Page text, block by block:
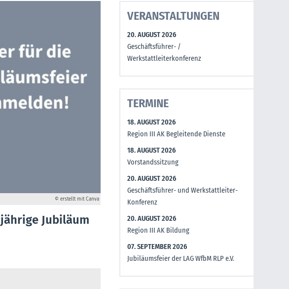
© erstellt mit Canva
Jubiläum
VERANSTALTUNGEN
20. AUGUST 2026
Geschäftsführer- /
Werkstattleiterkonferenz
TERMINE
18. AUGUST 2026
Region III AK Begleitende Dienste
18. AUGUST 2026
Vorstandssitzung
20. AUGUST 2026
Geschäftsführer- und Werkstattleiter-
Konferenz
20. AUGUST 2026
Region III AK Bildung
07. SEPTEMBER 2026
Jubiläumsfeier der LAG WfbM RLP e.V.